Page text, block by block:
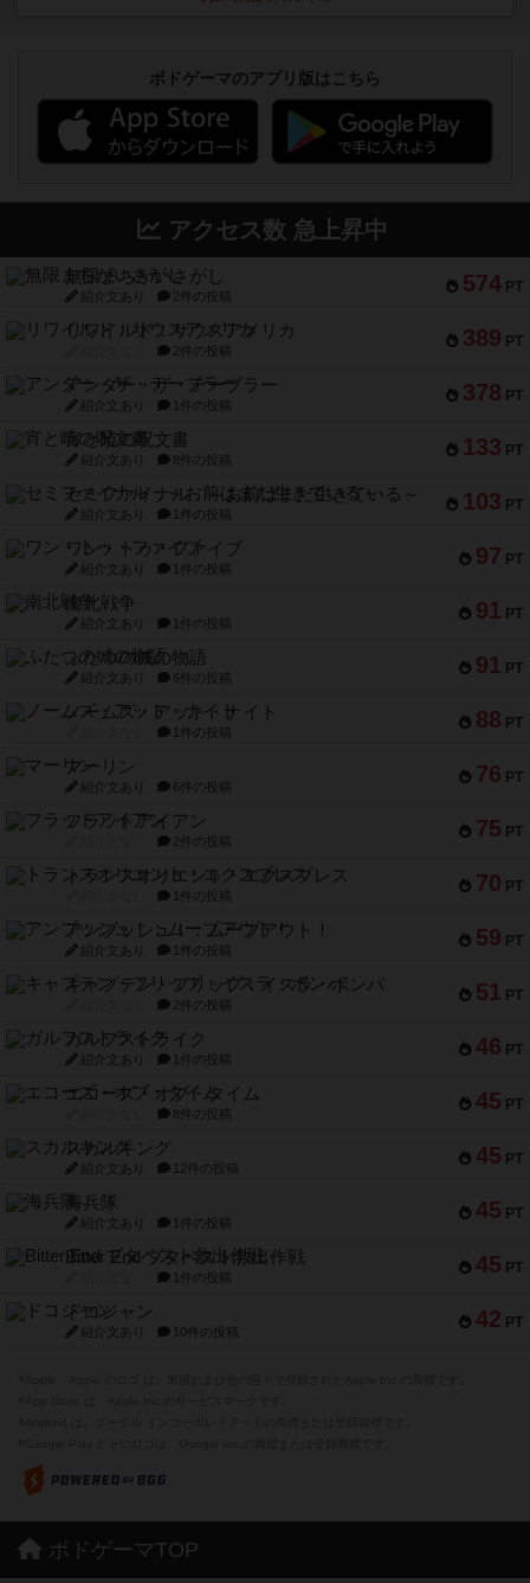
ボドゲーマのアプリ版はこちら
アクセス数 急上昇中
574 PT
無限まちがいさがし
紹介文あり 2件の投稿
389 PT
リワイルド：サウスアメリカ
2件の投稿
378 PT
アンダー・ザ・テーブラー
紹介文あり 1件の投稿
133 PT
宵と暁の呪文書
紹介文あり 8件の投稿
103 PT
セミファイナル ～お前はまだ生きている～
紹介文あり 1件の投稿
97 PT
ワン・トゥ・ファイブ
紹介文あり 1件の投稿
91 PT
南北戦争
紹介文あり 1件の投稿
91 PT
ふたつの城の物語
紹介文あり 6件の投稿
88 PT
ノームズ・アット・ナイト
1件の投稿
76 PT
マーリン
紹介文あり 6件の投稿
75 PT
フラットアイアン
2件の投稿
70 PT
トランスオリエント・エクスプレス
1件の投稿
59 PT
アンブッシュ！：ムーブアウト！
紹介文あり 1件の投稿
51 PT
キャプテン・フリップ：イスラ・ボンバ
2件の投稿
46 PT
ガルフストライク
紹介文あり 1件の投稿
45 PT
エコーズ・オブ・タイム
8件の投稿
45 PT
スカルキング
紹介文あり 12件の投稿
45 PT
海兵隊
紹介文あり 1件の投稿
45 PT
Bitter End ブタペスト救出作戦
1件の投稿
42 PT
ドコジャン
紹介文あり 10件の投稿
ボドゲーマTOP